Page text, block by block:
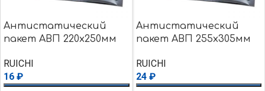
Антистатический
пакет АВП 220х250мм
RUICHI
16 ₽
Антистатический
пакет АВП 255х305мм
RUICHI
24 ₽